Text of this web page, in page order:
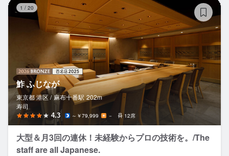
1 / 20
鮓 ふじなが
東京都 港区 / 麻布十番駅 202m
寿司
4.3 ～￥79,999 － 12席
大型＆月3回の連休！未経験からプロの技術を。/The
staff are all Japanese.